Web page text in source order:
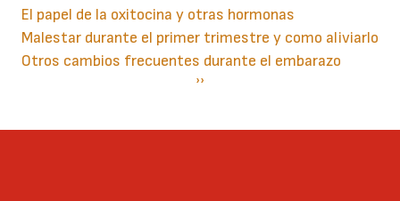
El papel de la oxitocina y otras hormonas
Malestar durante el primer trimestre y como aliviarlo
Otros cambios frecuentes durante el embarazo
Siguiente
››